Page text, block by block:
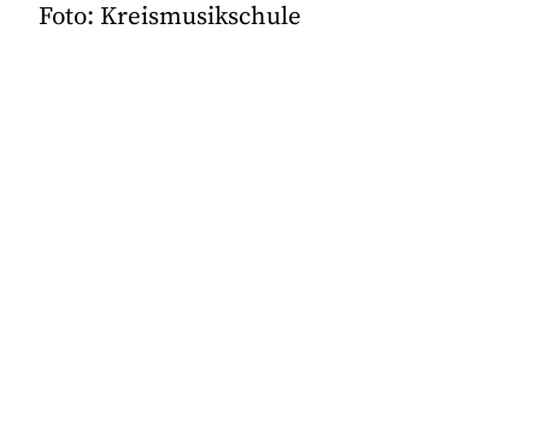
Foto: Kreismusikschule